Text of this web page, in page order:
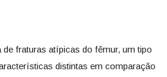
fraturas atípicas do fêmur, um tipo
distintas em comparação